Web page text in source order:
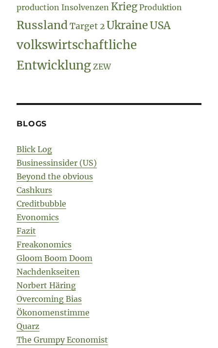
production Insolvenzen Krieg Produktion
Russland Target 2 Ukraine USA
volkswirtschaftliche
Entwicklung ZEW
BLOGS
Blick Log
Businessinsider (US)
Beyond the obvious
Cashkurs
Creditbubble
Evonomics
Fazit
Freakonomics
Gloom Boom Doom
Nachdenkseiten
Norbert Häring
Overcoming Bias
Ökonomenstimme
Quarz
The Grumpy Economist